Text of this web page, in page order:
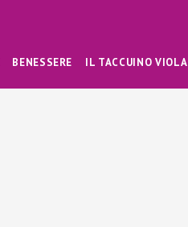
BENESSERE IL TACCUINO VIOLA